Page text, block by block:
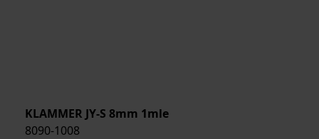
KLAMMER JY-S 8mm 1mle
8090-1008